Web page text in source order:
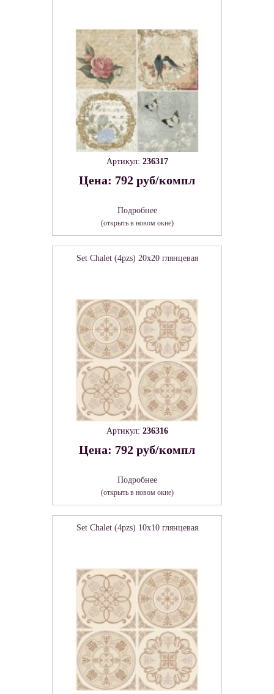
Артикул: 236317
Цена: 792 руб/компл
Подробнее
(открыть в новом окне)
Set Chalet (4pzs) 20x20 глянцевая
Артикул: 236316
Цена: 792 руб/компл
Подробнее
(открыть в новом окне)
Set Chalet (4pzs) 10x10 глянцевая